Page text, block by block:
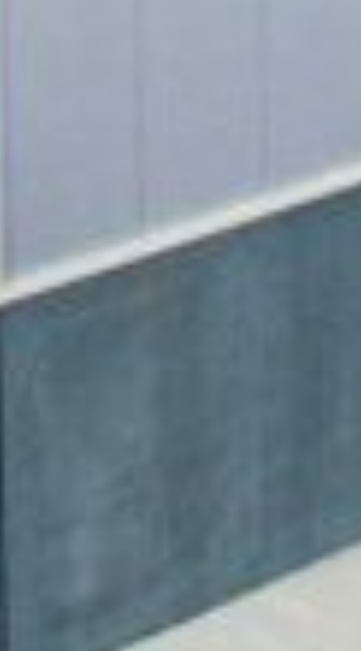
regione della Vojvodina – SERBIA. Ha un'area totale di
30.000 mq e un'area coperta di 6.000 mq. È stato inaugurato
realizzazione di strutture in
acciaio di carpenteria leggera e pesante.